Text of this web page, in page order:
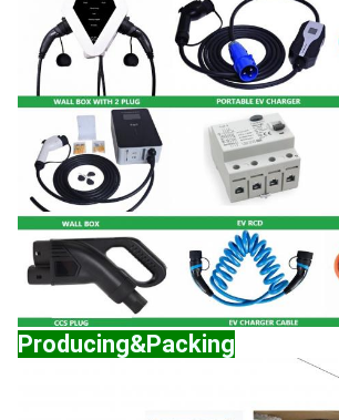
Producing&Packing